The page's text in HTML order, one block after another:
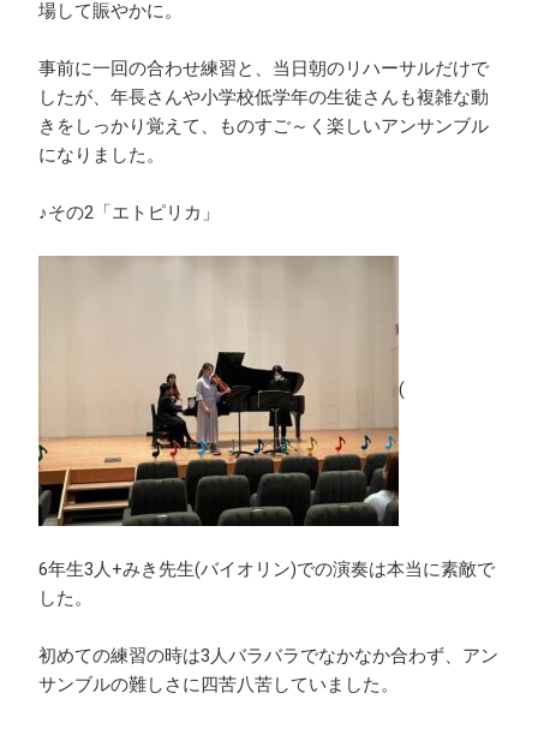
場して賑やかに。
事前に一回の合わせ練習と、当日朝のリハーサルだけで
したが、年長さんや小学校低学年の生徒さんも複雑な動
きをしっかり覚えて、ものすご～く楽しいアンサンブル
になりました。
♪その2「エトピリカ」
(
6年生3人+みき先生(バイオリン)での演奏は本当に素敵で
した。
初めての練習の時は3人バラバラでなかなか合わず、アン
サンブルの難しさに四苦八苦していました。